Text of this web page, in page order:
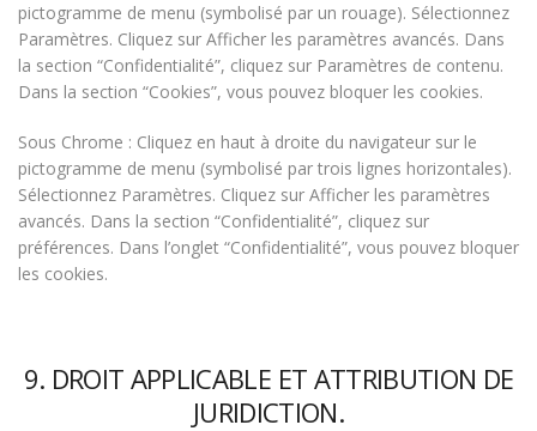
pictogramme de menu (symbolisé par un rouage). Sélectionnez
Paramètres. Cliquez sur Afficher les paramètres avancés. Dans
la section “Confidentialité”, cliquez sur Paramètres de contenu.
Dans la section “Cookies”, vous pouvez bloquer les cookies.
Sous Chrome : Cliquez en haut à droite du navigateur sur le
pictogramme de menu (symbolisé par trois lignes horizontales).
Sélectionnez Paramètres. Cliquez sur Afficher les paramètres
avancés. Dans la section “Confidentialité”, cliquez sur
préférences. Dans l’onglet “Confidentialité”, vous pouvez bloquer
les cookies.
9. DROIT APPLICABLE ET ATTRIBUTION DE
JURIDICTION.